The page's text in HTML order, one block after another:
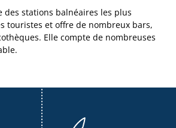
des stations balnéaires les plus
touristes et offre de nombreux bars,
Elle compte de nombreuses